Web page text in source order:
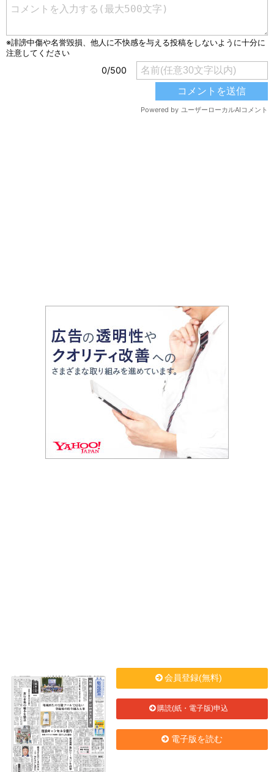
会員登録(無料)
購読(紙・電子版)申込
電子版を読む